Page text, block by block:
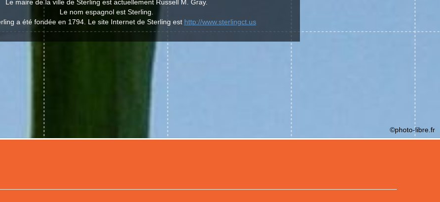
Le maire de la ville de Sterling est actuellement Russell M. Gray.
Le nom espagnol est Sterling.
a été fondée en 1794. Le site Internet de Sterling est http://www.sterlingct.us
©photo-libre.fr